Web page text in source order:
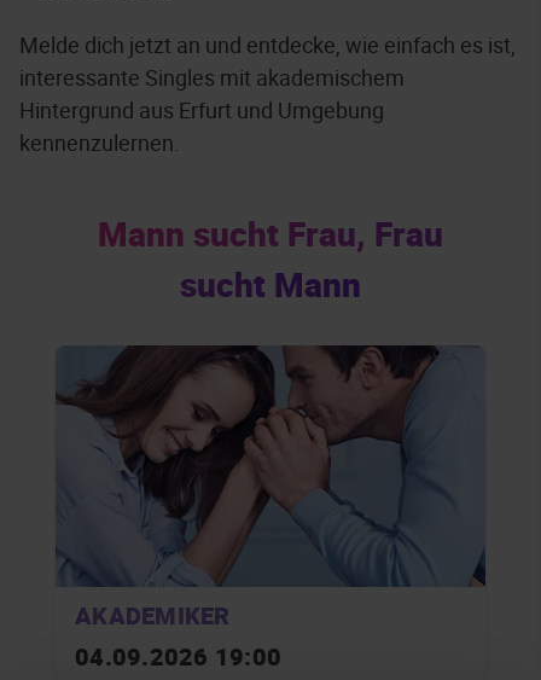
Melde dich jetzt an und entdecke, wie einfach es ist,
interessante Singles mit akademischem
Hintergrund aus Erfurt und Umgebung
kennenzulernen.
Mann sucht Frau, Frau
sucht Mann
AKADEMIKER
04.09.2026 19:00